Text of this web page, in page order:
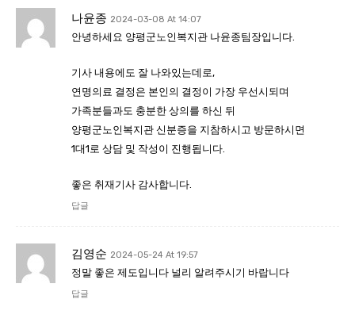
나윤종 2024-03-08 At 14:07
안녕하세요 양평군노인복지관 나윤종팀장입니다.
기사 내용에도 잘 나와있는데로,
연명의료 결정은 본인의 결정이 가장 우선시되며
가족분들과도 충분한 상의를 하신 뒤
양평군노인복지관 신분증을 지참하시고 방문하시면
1대1로 상담 및 작성이 진행됩니다.
좋은 취재기사 감사합니다.
답글
김영순 2024-05-24 At 19:57
정말 좋은 제도입니다 널리 알려주시기 바랍니다
답글